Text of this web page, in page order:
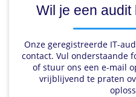
Wil je een
Onze geregistreerde IT-
contact. Vul onderstaande
of stuur ons een e-mail
vrijblijvend te praten